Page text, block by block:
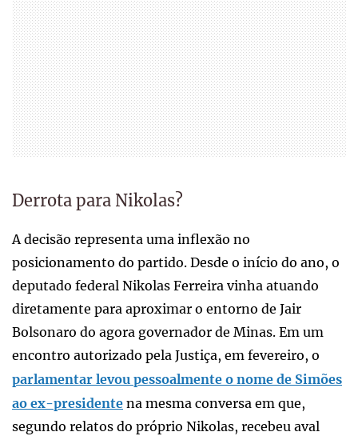
Derrota para Nikolas?
A decisão representa uma inflexão no
posicionamento do partido. Desde o início do ano, o
deputado federal Nikolas Ferreira vinha atuando
diretamente para aproximar o entorno de Jair
Bolsonaro do agora governador de Minas. Em um
encontro autorizado pela Justiça, em fevereiro, o
parlamentar levou pessoalmente o nome de Simões
ao ex-presidente na mesma conversa em que,
segundo relatos do próprio Nikolas, recebeu aval